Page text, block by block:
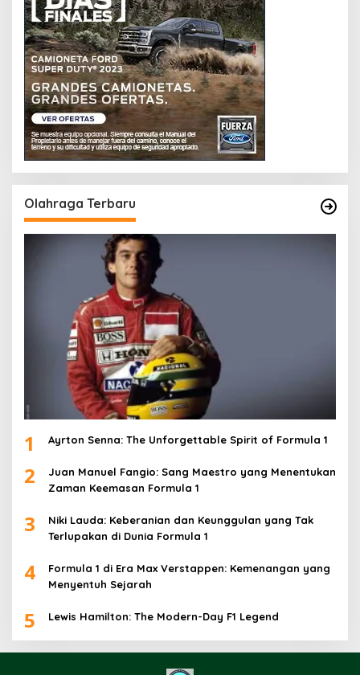
Olahraga Terbaru
1 Ayrton Senna: The Unforgettable Spirit of Formula 1
2
Juan Manuel Fangio: Sang Maestro yang Menentukan
Zaman Keemasan Formula 1
3
Niki Lauda: Keberanian dan Keunggulan yang Tak
Terlupakan di Dunia Formula 1
4
Formula 1 di Era Max Verstappen: Kemenangan yang
Menyentuh Sejarah
5 Lewis Hamilton: The Modern-Day F1 Legend